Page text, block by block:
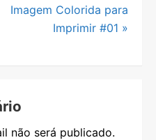
Imagem Colorida para
Imprimir #01 »
não será publicado.